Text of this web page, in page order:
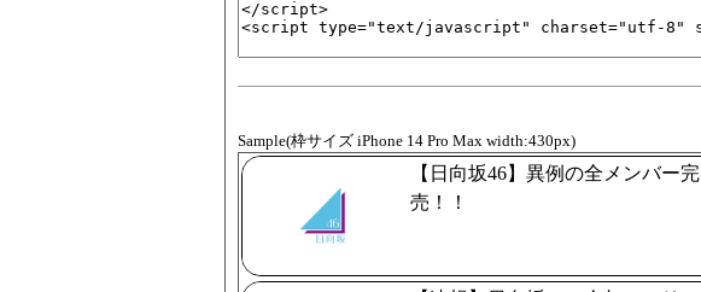
Sample(枠サイズ iPhone 14 Pro Max width:430px)
【日向坂46】異例の全メンバー完
売！！